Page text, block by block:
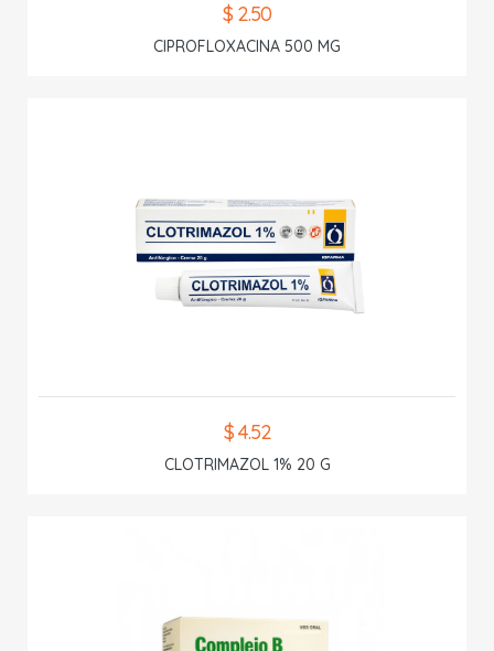
$ 2.50
CIPROFLOXACINA 500 MG
$ 4.52
CLOTRIMAZOL 1% 20 G